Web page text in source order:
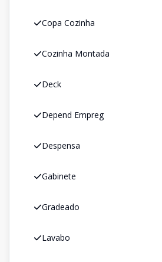
Copa Cozinha
Cozinha Montada
Deck
Depend Empreg
Despensa
Gabinete
Gradeado
Lavabo